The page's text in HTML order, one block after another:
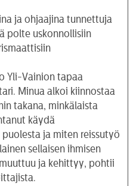
ja ohjaajina tunnettuja
polte uskonnollisiin
Yli-Vainion tapaa
Minua alkoi kiinnostaa
takana, minkälaista
käydä
ja miten reissutyö
sellaisen ihmisen
ja kehittyy, pohtii